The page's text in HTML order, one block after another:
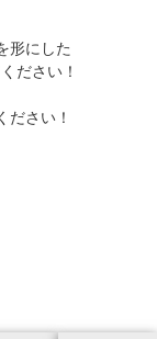
形にした
ださい！
ださい！